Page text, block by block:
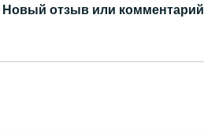
Новый отзыв или комментарий